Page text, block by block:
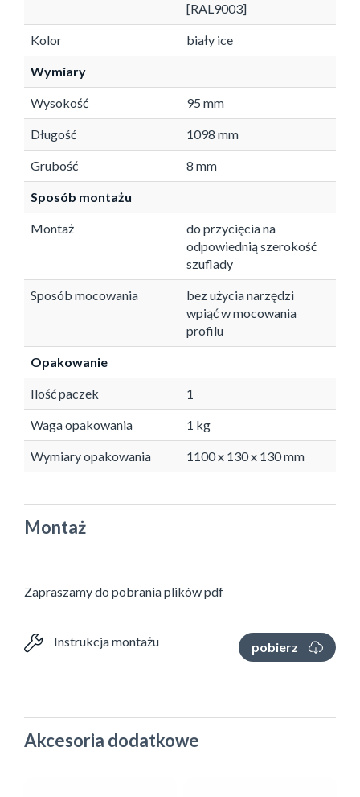
[RAL9003]
Kolor biały ice
Wymiary
Wysokość 95 mm
Długość 1098 mm
Grubość 8 mm
Sposób montażu
Montaż
do przycięcia na
odpowiednią szerokość
szuflady
Sposób mocowania
bez użycia narzędzi
wpiąć w mocowania
profilu
Opakowanie
Ilość paczek 1
Waga opakowania 1 kg
Wymiary opakowania 1100 x 130 x 130 mm
Montaż
Zapraszamy do pobrania plików pdf
Instrukcja montażu pobierz
Akcesoria dodatkowe